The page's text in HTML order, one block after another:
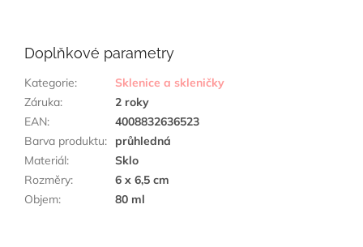
Doplňkové parametry
Kategorie:
Sklenice a skleničky
Záruka:
2 roky
EAN:
4008832636523
Barva produktu:
průhledná
Materiál:
Sklo
Rozměry:
6 x 6,5 cm
Objem: 80 ml